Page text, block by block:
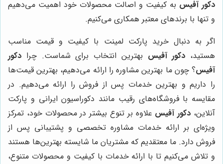
دکور آفیس به کیفیت و اصالت محصولات خود اهمیت می‌دهیم
و تنها با برندهای معتبر همکاری می‌کنیم.
اگر به دنبال خرید پارکت لمینت با کیفیت و قیمت مناسب
هستید، دکور آفیس بهترین انتخاب برای شماست. چرا دکور
آفیس؟ چون ما بهترین مشاوره را ارائه می‌دهیم، بهترین قیمت‌ها
را داریم و بهترین خدمات پس از فروش را ارائه می‌دهیم. در
مقایسه با فروشگاه‌های رقیب مانند دکوراسیون ایرانی و پارکت
آنلاین، دکور آفیس علاوه بر تنوع بیشتر در محصولات خود، تمرکز
ویژه‌ای بر ارائه خدمات مشاوره تخصصی و پشتیبانی پس از
فروش دارد. ما معتقدیم که مشتریان ما شایسته بهترین‌ها هستند
و تلاش می‌کنیم تا با ارائه خدمات با کیفیت و محصولات متنوع،